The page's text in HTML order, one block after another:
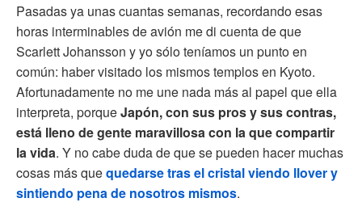
Pasadas ya unas cuantas semanas, recordando esas
horas interminables de avión me di cuenta de que
Scarlett Johansson y yo sólo teníamos un punto en
común: haber visitado los mismos templos en Kyoto.
Afortunadamente no me une nada más al papel que ella
interpreta, porqueJapón, con sus pros y sus contras,
está lleno de gente maravillosa con la que compartir
la vida. Y no cabe duda de que se pueden hacer muchas
cosas más quequedarse tras el cristal viendo llover y
sintiendo pena de nosotros mismos.